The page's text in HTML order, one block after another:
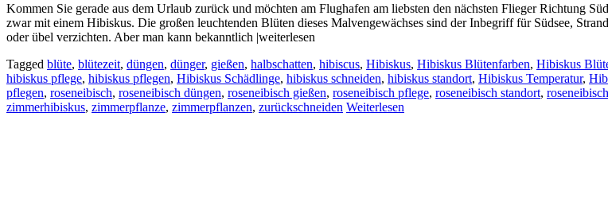
Kommen Sie gerade aus dem Urlaub zurück und möchten am Flughafen am liebsten den nächsten Flieger Richtung
zwar mit einem Hibiskus. Die großen leuchtenden Blüten dieses Malvengewächses sind der Inbegriff für Südsee,
oder übel verzichten. Aber man kann bekanntlich |weiterlesen
Tagged blüte, blütezeit, düngen, dünger, gießen, halbschatten, hibiscus, Hibiskus, Hibiskus Blütenfarben, Hibiskus
hibiskus pflege, hibiskus pflegen, Hibiskus Schädlinge, hibiskus schneiden, hibiskus standort, Hibiskus Temperatur,
pflegen, roseneibisch, roseneibisch düngen, roseneibisch gießen, roseneibisch pflege, roseneibisch standort,
zimmerhibiskus, zimmerpflanze, zimmerpflanzen, zurückschneiden Weiterlesen